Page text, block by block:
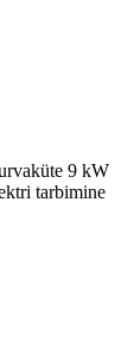
9 kW
tarbimine